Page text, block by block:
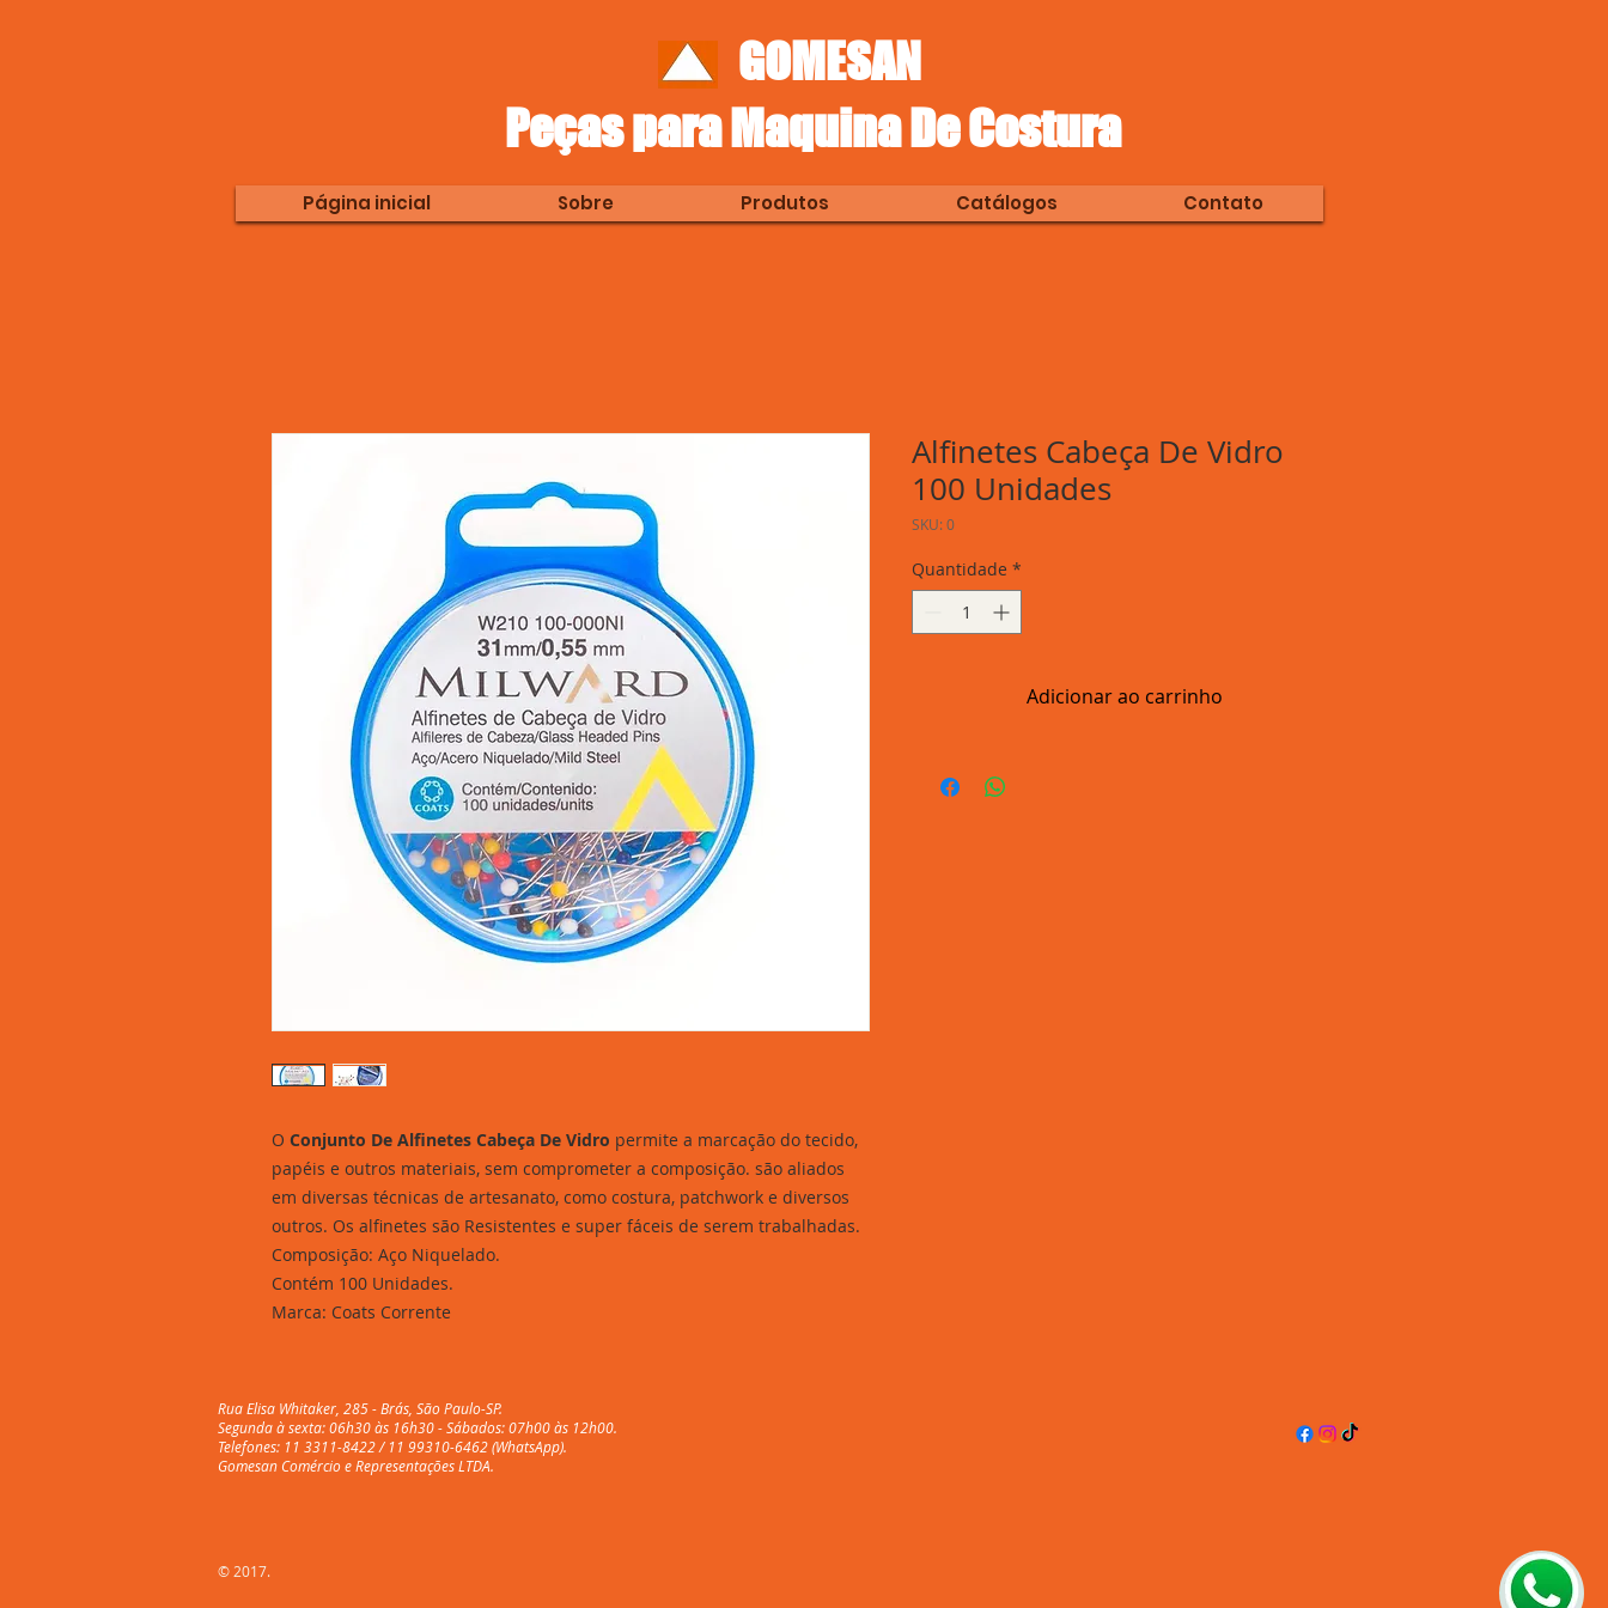
GOMESAN
Peças para Maquina De Costura
Página inicial Sobre Produtos Catálogos Contato
O Conjunto De Alfinetes Cabeça De Vidro permite a marcação do tecido,
papéis e outros materiais, sem comprometer a composição. são aliados
em diversas técnicas de artesanato, como costura, patchwork e diversos
outros. Os alfinetes são Resistentes e super fáceis de serem trabalhadas.
Composição: Aço Niquelado.
Contém 100 Unidades.
Marca: Coats Corrente
Alfinetes Cabeça De Vidro
100 Unidades
SKU: 0
Quantidade *
Adicionar ao carrinho
Rua Elisa Whitaker, 285 - Brás, São Paulo-SP.
Segunda à sexta: 06h30 às 16h30 - Sábados: 07h00 às 12h00.
Telefones: 11 3311-8422 / 11 99310-6462 (WhatsApp).
Gomesan Comércio e Representações LTDA.
© 2017.